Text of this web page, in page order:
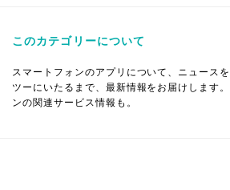
このカテゴリーについて
スマートフォンのアプリについて、ニュース
ツーにいたるまで、最新情報をお届けします
ンの関連サービス情報も。